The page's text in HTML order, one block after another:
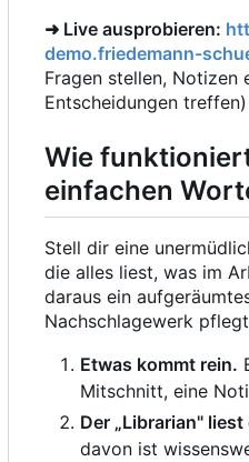
➜ Live ausprobieren:
demo.friedemann-
Fragen stellen, Notizen
Entscheidungen treffen)
Wie
einfachen
Stell dir eine
die alles liest, was im
daraus ein
Nachschlagewerk
Etwas kommt rein.
Mitschnitt, eine
Der „Librarian" liest
davon ist